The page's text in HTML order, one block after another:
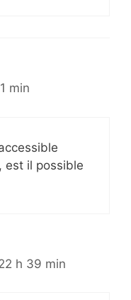
min
est il possible
h 39 min